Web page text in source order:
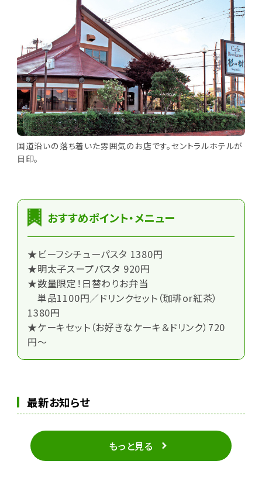
国道沿いの落ち着いた雰囲気のお店です。セントラルホテルが
目印。
おすすめポイント・メニュー
★ビーフシチューパスタ 1380円
★明太子スープパスタ 920円
★数量限定！日替わりお弁当
単品1100円／ドリンクセット（珈琲or紅茶）
1380円
★ケーキセット（お好きなケーキ＆ドリンク）720
円～
最新お知らせ
もっと見る